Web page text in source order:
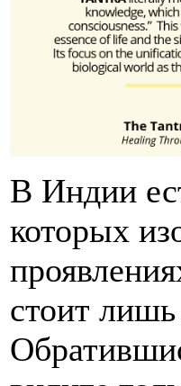
В Индии
которых
стоит